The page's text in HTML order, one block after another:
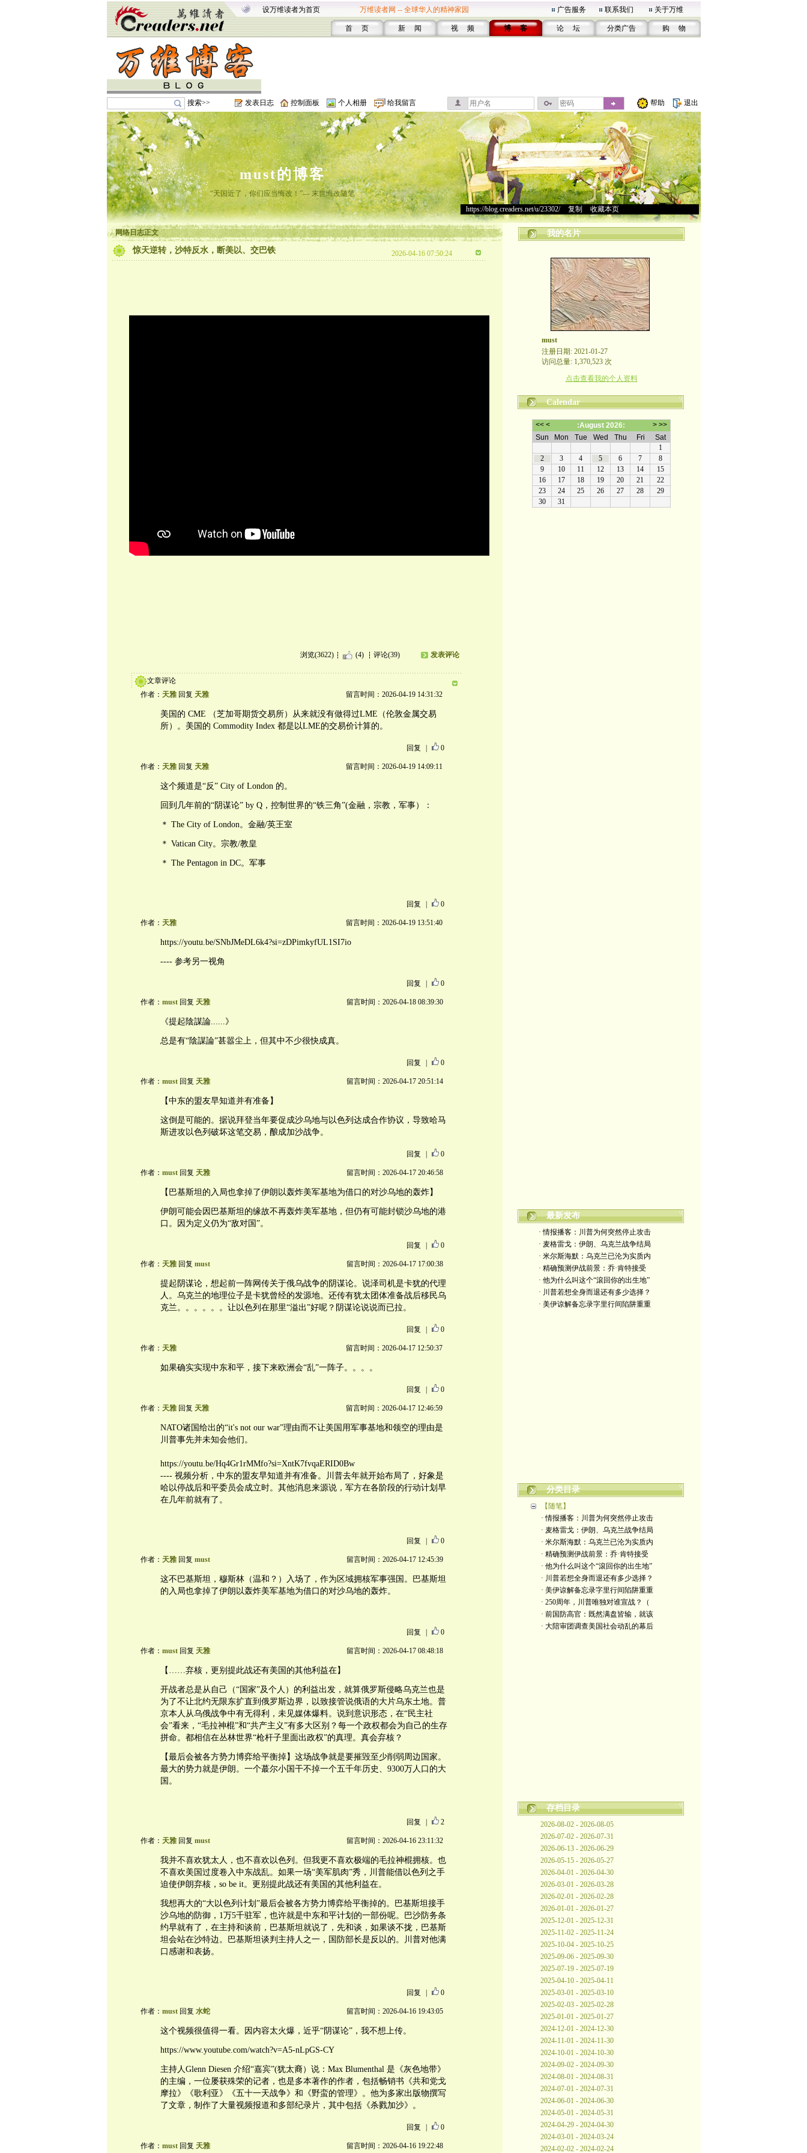
设万维读者为首页 万维读者网 -- 全球华人的精神家园 广告服务 联系我们 关于万维
首 页 新 闻 视 频 博 客 论 坛 分类广告 购 物
搜索>> 发表日志 控制面板 个人相册 给我留言 帮助 退出
must的博客
“天国近了，你们应当悔改！”— 末世悔改随笔
https://blog.creaders.net/u/23302/> 复制 收藏本页
网络日志正文
惊天逆转，沙特反水，断美以、交巴铁 2026-04-16 07:50:24
浏览(3622) (4) 评论(39) 发表评论
文章评论
作者： 天雅回复 天雅 留言时间：2026-04-19 14:31:32
美国的 CME （芝加哥期货交易所）从来就没有做得过LME（伦敦金属交易
所）。美国的 Commodity Index 都是以LME的交易价计算的。
回复 0
作者： 天雅回复 天雅 留言时间：2026-04-19 14:09:11
这个频道是“反” City of London 的。
回到几年前的“阴谋论” by Q，控制世界的“铁三角”(金融，宗教，军事）：
＊ The City of London。金融/英王室
＊ Vatican City。宗教/教皇
＊ The Pentagon in DC。军事
回复 0
作者： 天雅 留言时间：2026-04-19 13:51:40
https://youtu.be/SNbJMeDL6k4?si=zDPimkyfUL1SI7io
---- 参考另一视角
回复 0
作者： must回复 天雅 留言时间：2026-04-18 08:39:30
《提起陰謀論......》
总是有“陰謀論”甚嚣尘上，但其中不少很快成真。
回复 0
作者： must回复 天雅 留言时间：2026-04-17 20:51:14
【中东的盟友早知道并有准备】
这倒是可能的。据说拜登当年要促成沙乌地与以色列达成合作协议，导致哈马
斯进攻以色列破坏这笔交易，酿成加沙战争。
回复 0
作者： must回复 天雅 留言时间：2026-04-17 20:46:58
【巴基斯坦的入局也拿掉了伊朗以轰炸美军基地为借口的对沙乌地的轰炸】
伊朗可能会因巴基斯坦的缘故不再轰炸美军基地，但仍有可能封锁沙乌地的港
口。因为定义仍为“敌对国”。
回复 0
作者： 天雅回复 must 留言时间：2026-04-17 17:00:38
提起阴谋论，想起前一阵网传关于俄乌战争的阴谋论。说泽司机是卡犹的代理
人。乌克兰的地理位子是卡犹曾经的发源地。还传有犹太团体准备战后移民乌
克兰。。。。。。让以色列在那里“溢出”好呢？阴谋论说说而已拉。
回复 0
作者： 天雅 留言时间：2026-04-17 12:50:37
如果确实实现中东和平，接下来欧洲会“乱”一阵子。。。。
回复 0
作者： 天雅回复 天雅 留言时间：2026-04-17 12:46:59
NATO诸国给出的“it's not our war”理由而不让美国用军事基地和领空的理由是
川普事先并未知会他们。
https://youtu.be/Hq4Gr1rMMfo?si=XntK7fvqaERID0Bw
---- 视频分析，中东的盟友早知道并有准备。川普去年就开始布局了，好象是
哈以停战后和平委员会成立时。其他消息来源说，军方在各阶段的行动计划早
在几年前就有了。
回复 0
作者： 天雅回复 must 留言时间：2026-04-17 12:45:39
这不巴基斯坦，穆斯林（温和？）入场了，作为区域拥核军事强国。巴基斯坦
的入局也拿掉了伊朗以轰炸美军基地为借口的对沙乌地的轰炸。
回复 0
作者： must回复 天雅 留言时间：2026-04-17 08:48:18
【……弃核，更别提此战还有美国的其他利益在】
开战者总是从自己（“国家”及个人）的利益出发，就算俄罗斯侵略乌克兰也是
为了不让北约无限东扩直到俄罗斯边界，以致接管说俄语的大片乌东土地。普
京本人从乌俄战争中有无得利，未见媒体爆料。说到意识形态，在“民主社
会”看来，“毛拉神棍”和“共产主义”有多大区别？每一个政权都会为自己的生存
拼命。都相信在丛林世界“枪杆子里面出政权”的真理。真会弃核？
【最后会被各方势力博弈给平衡掉】这场战争就是要摧毁至少削弱周边国家。
最大的势力就是伊朗。一个蕞尔小国干不掉一个五千年历史、9300万人口的大
国。
回复 2
作者： 天雅回复 must 留言时间：2026-04-16 23:11:32
我并不喜欢犹太人，也不喜欢以色列。但我更不喜欢极端的毛拉神棍拥核。也
不喜欢美国过度卷入中东战乱。如果一场“美军肌肉”秀，川普能借以色列之手
迫使伊朗弃核，so be it。更别提此战还有美国的其他利益在。
我想再大的“大以色列计划”最后会被各方势力博弈给平衡掉的。巴基斯坦接手
沙乌地的防御，1万5千驻军，也许就是中东和平计划的一部份呢。巴沙防务条
约早就有了，在主持和谈前，巴基斯坦就说了，先和谈，如果谈不拢，巴基斯
坦会站在沙特边。巴基斯坦谈判主持人之一，国防部长是反以的。川普对他满
口感谢和表扬。
回复 0
作者： must回复 水蛇 留言时间：2026-04-16 19:43:05
这个视频很值得一看。因内容太火爆，近乎“阴谋论”，我不想上传。
https://www.youtube.com/watch?v=A5-nLpGS-CY
主持人Glenn Diesen 介绍“嘉宾”(犹太裔）说：Max Blumenthal 是《灰色地带》
的主编，一位屡获殊荣的记者，也是多本著作的作者，包括畅销书《共和党戈
摩拉》《歌利亚》《五十一天战争》和《野蛮的管理》。他为多家出版物撰写
了文章，制作了大量视频报道和多部纪录片，其中包括《杀戮加沙》。
回复 0
作者： must回复 天雅 留言时间：2026-04-16 19:22:48
我的名片
must
注册日期: 2021-01-27
访问总量: 1,370,523 次
点击查看我的个人资料
Calendar
最新发布
· 情报播客：川普为何突然停止攻击
· 麦格雷戈：伊朗、乌克兰战争结局
· 米尔斯海默：乌克兰已沦为实质内
· 精确预测伊战前景：乔·肯特接受
· 他为什么叫这个“滾回你的出生地”
· 川普若想全身而退还有多少选择？
· 美伊谅解备忘录字里行间陷阱重重
分类目录
【随笔】
· 情报播客：川普为何突然停止攻击
· 麦格雷戈：伊朗、乌克兰战争结局
· 米尔斯海默：乌克兰已沦为实质内
· 精确预测伊战前景：乔·肯特接受
· 他为什么叫这个“滾回你的出生地”
· 川普若想全身而退还有多少选择？
· 美伊谅解备忘录字里行间陷阱重重
· 250周年，川普唯独对谁宣战？（
· 前国防高官：既然满盘皆输，就该
· 大陪审团调查美国社会动乱的幕后
存档目录
2026-08-02 - 2026-08-05
2026-07-02 - 2026-07-31
2026-06-13 - 2026-06-29
2026-05-15 - 2026-05-27
2026-04-01 - 2026-04-30
2026-03-01 - 2026-03-28
2026-02-01 - 2026-02-28
2026-01-01 - 2026-01-27
2025-12-01 - 2025-12-31
2025-11-02 - 2025-11-24
2025-10-04 - 2025-10-25
2025-09-06 - 2025-09-30
2025-07-19 - 2025-07-19
2025-04-10 - 2025-04-11
2025-03-01 - 2025-03-10
2025-02-03 - 2025-02-28
2025-01-01 - 2025-01-27
2024-12-01 - 2024-12-30
2024-11-01 - 2024-11-30
2024-10-01 - 2024-10-30
2024-09-02 - 2024-09-30
2024-08-01 - 2024-08-31
2024-07-01 - 2024-07-31
2024-06-01 - 2024-06-30
2024-05-01 - 2024-05-31
2024-04-29 - 2024-04-30
2024-03-01 - 2024-03-24
2024-02-02 - 2024-02-24